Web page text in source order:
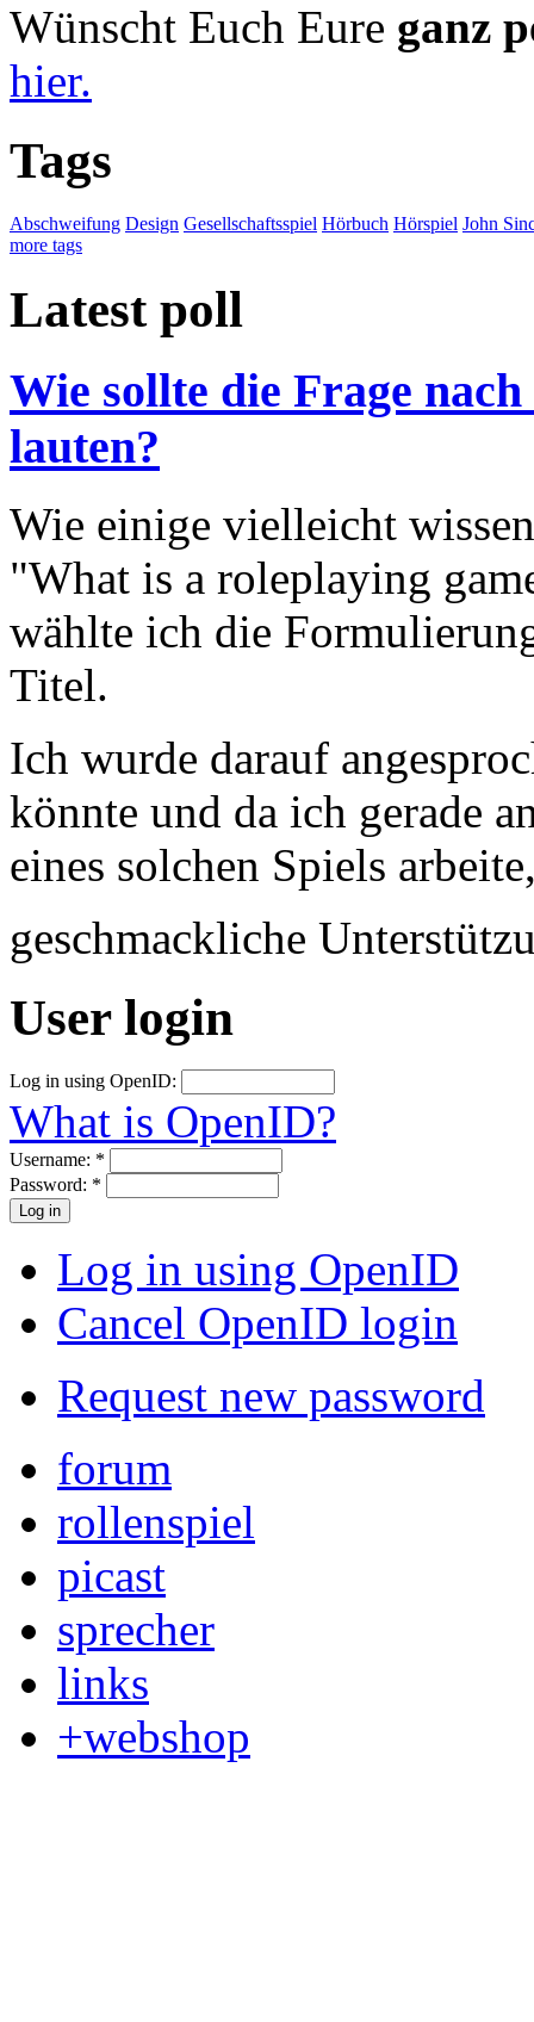
Wünscht Euch Eure ganz
hier.
Tags
Abschweifung Design Gesellschaftsspiel Hörbuch Hörspiel John
more tags
Latest poll
Wie sollte die Frage
lauten?
Wie einige vielleicht
"What is a roleplaying
wählte ich die
Titel.
Ich wurde darauf
könnte und da ich gerade
eines solchen Spiels
geschmackliche
User login
Log in using OpenID:
What is OpenID?
Username: *
Password: *
Log in using OpenID
Cancel OpenID login
Request new password
forum
rollenspiel
picast
sprecher
links
+webshop